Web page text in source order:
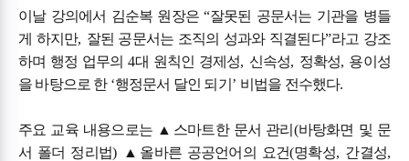
이날 강의에서 김순복 원장은“잘못된 공문서는 기관을 병들
게 하지만, 잘된 공문서는 조직의 성과와 직결된다”라고 강조
하며 행정 업무의 4대 원칙인 경제성, 신속성, 정확성, 용이성
을 바탕으로 한 ‘행정문서 달인 되기 ’ 비법을 전수했다.
주요 교육 내용으로는 ▲ 스마트한 문서 관리 (바탕화면 및 문
서 폴더 정리법) ▲ 올바른 공공언어의 요건(명확성, 간결성,